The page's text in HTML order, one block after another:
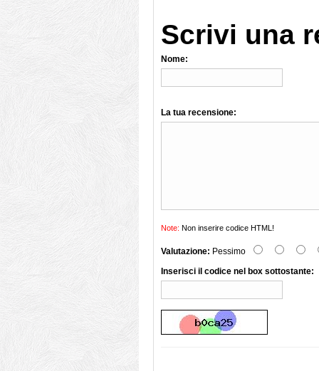
Scrivi una
Nome:
La tua recensione:
Note: Non inserire codice HTML!
Valutazione: Pessimo
Inserisci il codice nel box sottostante: